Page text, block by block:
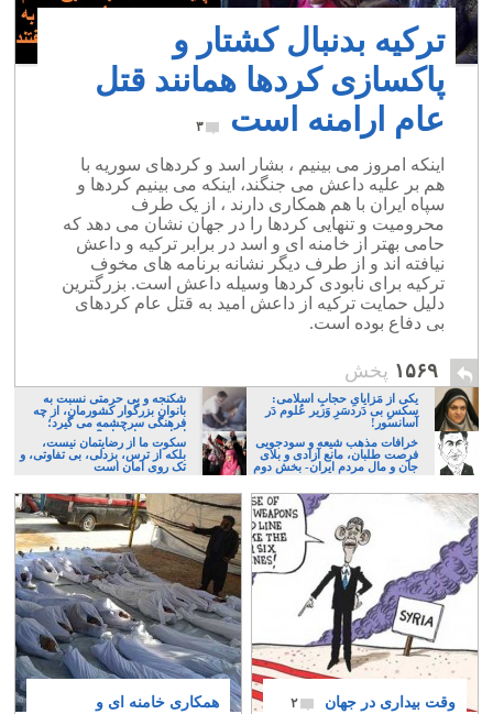
ترکیه بدنبال کشتار و
پاکسازی کردها همانند قتل
عام ارامنه است
۳
اینکه امروز می بینیم ، بشار اسد و کردهای سوریه با
هم بر علیه داعش می جنگند، اینکه می بینیم کردها و
سپاه ایران با هم همکاری دارند ، از یک طرف
محرومیت و تنهایی کردها را در جهان نشان می دهد که
حامی بهتر از خامنه ای و اسد در برابر ترکیه و داعش
نیافته اند و از طرف دیگر نشانه برنامه های مخوف
ترکیه برای نابودی کردها وسیله داعش است. بزرگترین
دلیل حمایت ترکیه از داعش امید به قتل عام کردهای
بی دفاع بوده است.
۱۵۶۹ پخش
یکی از مَزایایِ حجابِ اسلامی:
سکسِ بی دَردسَرِ وَزیر عُلوم دَر
آسانسور!
شکنجه و بی حرمتی نسبت به
بانوان بزرگوار کشورمان، از چه
فرهنگی سرچشمه می گیرد؛
ایرانی، و یا تازیان؟
خرافات مذهب شیعه و سودجویی
فرصت طلبان، مانع آزادی و بلای
جان و مال مردم ایران- بخش دوم
سکوت ما از رضایتمان نیست،
بلکه از ترس، بزدلی، بی تفاوتی، و
تک روی امان است
وقت بیداری در جهان ۲
همکاری خامنه ای و